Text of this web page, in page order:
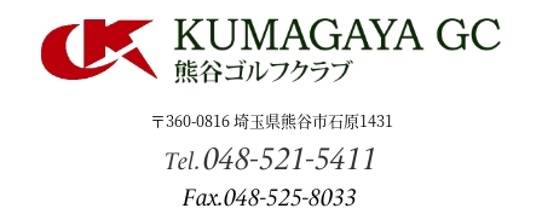
〒360-0816 埼玉県熊谷市石原1431
Tel.048-521-5411
Fax.048-525-8033